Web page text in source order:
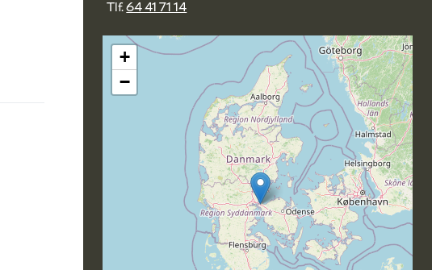
Tlf.64 41 71 14